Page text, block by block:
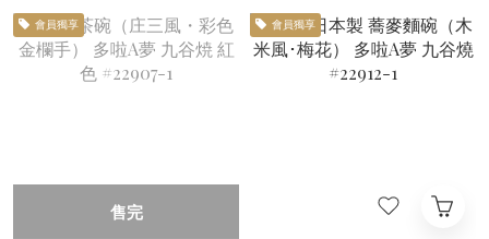
會員獨享
售完
會員獨享